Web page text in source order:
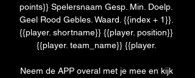
points}} Spelersnaam Gesp. Min. Doelp.
Geel Rood Gebles. Waard. {{index + 1}}.
{{player. shortname}} {{player. position}}
{{player. team_name}} {{player.
Neem de APP overal met je mee en kijk